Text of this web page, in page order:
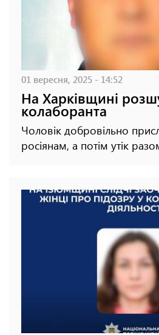
01 вересня, 2025 - 14:52
На Харківщині
колаборанта
Чоловік добровільно
росіянам, а потім утік